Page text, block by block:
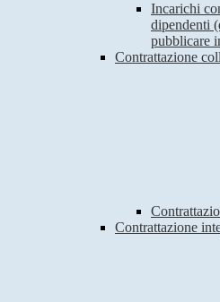
Incarichi
dipendenti
pubblicare
Contrattazione
Contrattazione